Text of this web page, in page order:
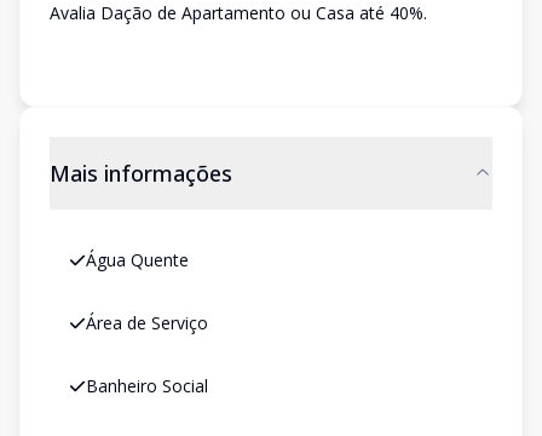
Avalia Dação de Apartamento ou Casa até 40%.
Mais informações
Água Quente
Área de Serviço
Banheiro Social